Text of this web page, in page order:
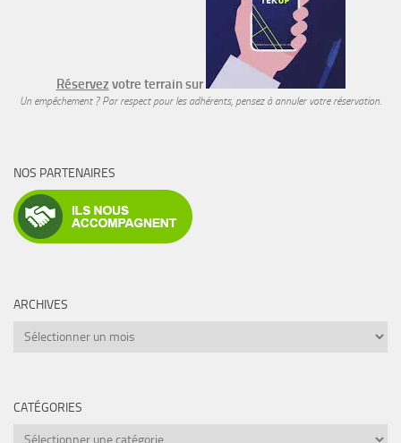
Réservez votre terrain sur
Un empêchement ? Par respect pour les adhérents, pensez à annuler votre réservation.
NOS PARTENAIRES
ARCHIVES
Archives
CATÉGORIES
Catégories